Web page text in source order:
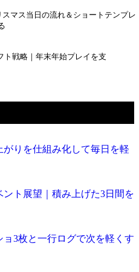
スマス当日の流れ＆ショートテンプレ
ト戦略｜年末年始プレイを支
りを仕組み化して毎日を軽
ト展望｜積み上げた3日間を
3枚と一行ログで次を軽くす